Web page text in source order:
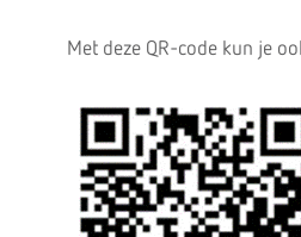
Met deze QR-code kun je